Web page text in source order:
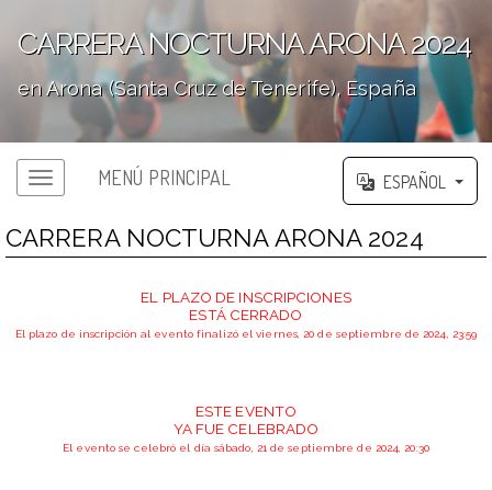
CARRERA NOCTURNA ARONA 2024
en Arona (Santa Cruz de Tenerife), España
MENÚ PRINCIPAL ESPAÑOL
CARRERA NOCTURNA ARONA 2024
EL PLAZO DE INSCRIPCIONES
ESTÁ CERRADO
El plazo de inscripción al evento finalizó el viernes, 20 de septiembre de 2024, 23:59
ESTE EVENTO
YA FUE CELEBRADO
El evento se celebró el día sábado, 21 de septiembre de 2024, 20:30